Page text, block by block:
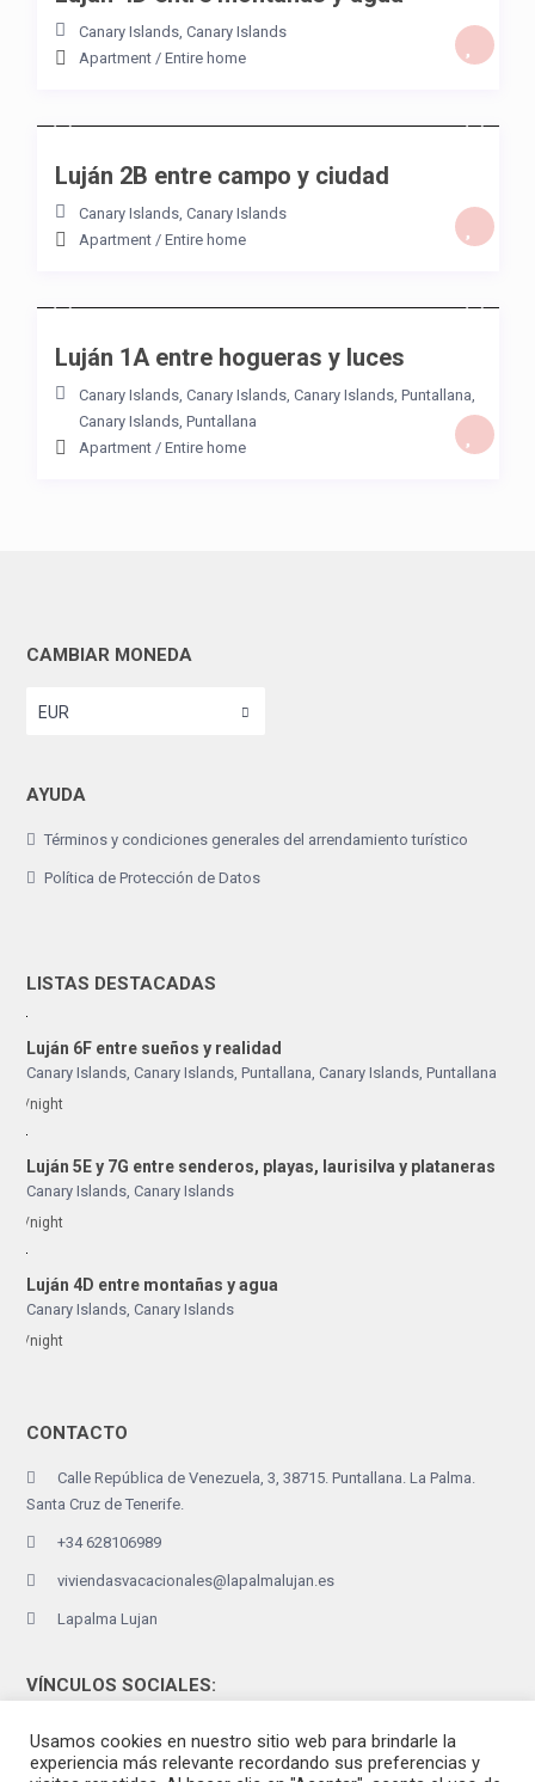
Canary Islands, Canary Islands
Apartment/ Entire home
Luján 2B entre campo y ciudad
Canary Islands, Canary Islands
Apartment/ Entire home
Luján 1A entre hogueras y luces
Canary Islands, Canary Islands, Canary Islands, Puntallana,
Canary Islands, Puntallana
Apartment/ Entire home
CAMBIAR MONEDA
EUR
AYUDA
Términos y condiciones generales del arrendamiento turístico
Política de Protección de Datos
LISTAS DESTACADAS
Luján 6F entre sueños y realidad
Canary Islands, Canary Islands, Puntallana, Canary Islands, Puntallana
/night
Luján 5E y 7G entre senderos, playas, laurisilva y plataneras
Canary Islands, Canary Islands
/night
Luján 4D entre montañas y agua
Canary Islands, Canary Islands
/night
CONTACTO
Calle República de Venezuela, 3, 38715. Puntallana. La Palma.
Santa Cruz de Tenerife.
+34 628106989
viviendasvacacionales@lapalmalujan.es
Lapalma Lujan
VÍNCULOS SOCIALES:
Usamos cookies en nuestro sitio web para brindarle la
experiencia más relevante recordando sus preferencias y